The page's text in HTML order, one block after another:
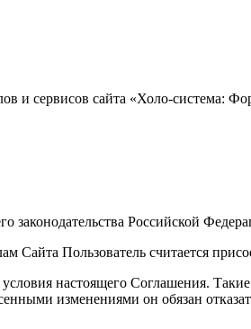
и сервисов сайта «Холо-система:
законодательства Российской
Сайта Пользователь считается
настоящего Соглашения.
изменениями он обязан